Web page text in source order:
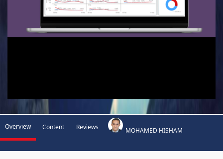
Overview Content Reviews MOHAMED HISHAM